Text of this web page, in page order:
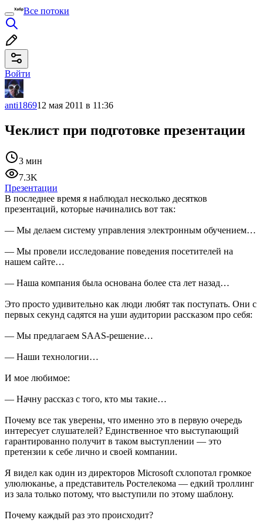
Все потоки
Войти
anti186912 мая 2011 в 11:36
Чеклист при подготовке презентации
3 мин
7.3K
Презентации
В последнее время я наблюдал несколько десятков
презентаций, которые начинались вот так:
— Мы делаем систему управления электронным обучением…
— Мы провели исследование поведения посетителей на
нашем сайте…
— Наша компания была основана более ста лет назад…
Это просто удивительно как люди любят так поступать. Они с
первых секунд садятся на уши аудитории рассказом про себя:
— Мы предлагаем SAAS-решение…
— Наши технологии…
И мое любимое:
— Начну рассказ с того, кто мы такие…
Почему все так уверены, что именно это в первую очередь
интересует слушателей? Единственное что выступающий
гарантированно получит в таком выступлении — это
претензии к себе лично и своей компании.
Я видел как один из директоров Microsoft схлопотал громкое
улюлюканье, а представитель Ростелекома — едкий троллинг
из зала только потому, что выступили по этому шаблону.
Почему каждый раз это происходит?